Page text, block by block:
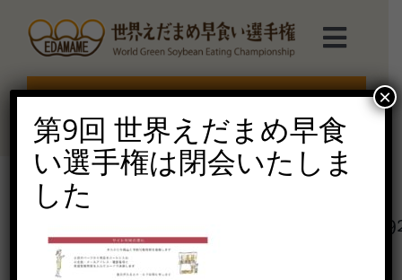
content
選手権TOP
選手権について
えだまめmarche
ルール説明
2020年7月5日（日）
第9回 世界えだまめ早食
い選手権は閉会いたしま
した
×